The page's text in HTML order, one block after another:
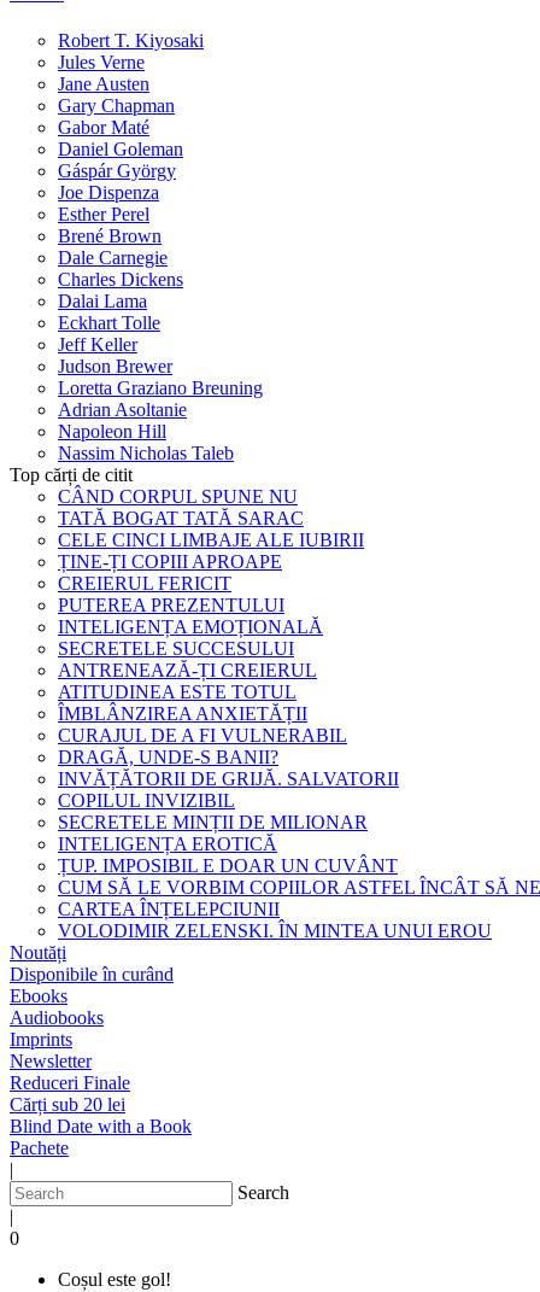
Robert T. Kiyosaki
Jules Verne
Jane Austen
Gary Chapman
Gabor Maté
Daniel Goleman
Gáspár György
Joe Dispenza
Esther Perel
Brené Brown
Dale Carnegie
Charles Dickens
Dalai Lama
Eckhart Tolle
Jeff Keller
Judson Brewer
Loretta Graziano Breuning
Adrian Asoltanie
Napoleon Hill
Nassim Nicholas Taleb
Top cărți de citit
CÂND CORPUL SPUNE NU
TATĂ BOGAT TATĂ SARAC
CELE CINCI LIMBAJE ALE IUBIRII
ȚINE-ȚI COPIII APROAPE
CREIERUL FERICIT
PUTEREA PREZENTULUI
INTELIGENȚA EMOȚIONALĂ
SECRETELE SUCCESULUI
ANTRENEAZĂ-ȚI CREIERUL
ATITUDINEA ESTE TOTUL
ÎMBLÂNZIREA ANXIETĂȚII
CURAJUL DE A FI VULNERABIL
DRAGĂ, UNDE-S BANII?
INVĂȚĂTORII DE GRIJĂ. SALVATORII
COPILUL INVIZIBIL
SECRETELE MINȚII DE MILIONAR
INTELIGENȚA EROTICĂ
ȚUP. IMPOSIBIL E DOAR UN CUVÂNT
CUM SĂ LE VORBIM COPIILOR ASTFEL ÎNCÂT SĂ
CARTEA ÎNȚELEPCIUNII
VOLODIMIR ZELENSKI. ÎN MINTEA UNUI EROU
Noutăți
Disponibile în curând
Ebooks
Audiobooks
Imprints
Newsletter
Reduceri Finale
Cărți sub 20 lei
Blind Date with a Book
Pachete
|
Search
|
0
Coșul este gol!